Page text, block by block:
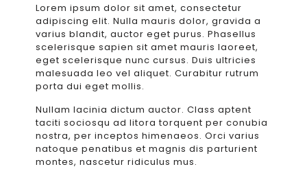
Lorem ipsum dolor sit amet, consectetur
adipiscing elit. Nulla mauris dolor, gravida a
varius blandit, auctor eget purus. Phasellus
scelerisque sapien sit amet mauris laoreet,
eget scelerisque nunc cursus. Duis ultricies
malesuada leo vel aliquet. Curabitur rutrum
porta dui eget mollis.
Nullam lacinia dictum auctor. Class aptent
taciti sociosqu ad litora torquent per conubia
nostra, per inceptos himenaeos. Orci varius
natoque penatibus et magnis dis parturient
montes, nascetur ridiculus mus.